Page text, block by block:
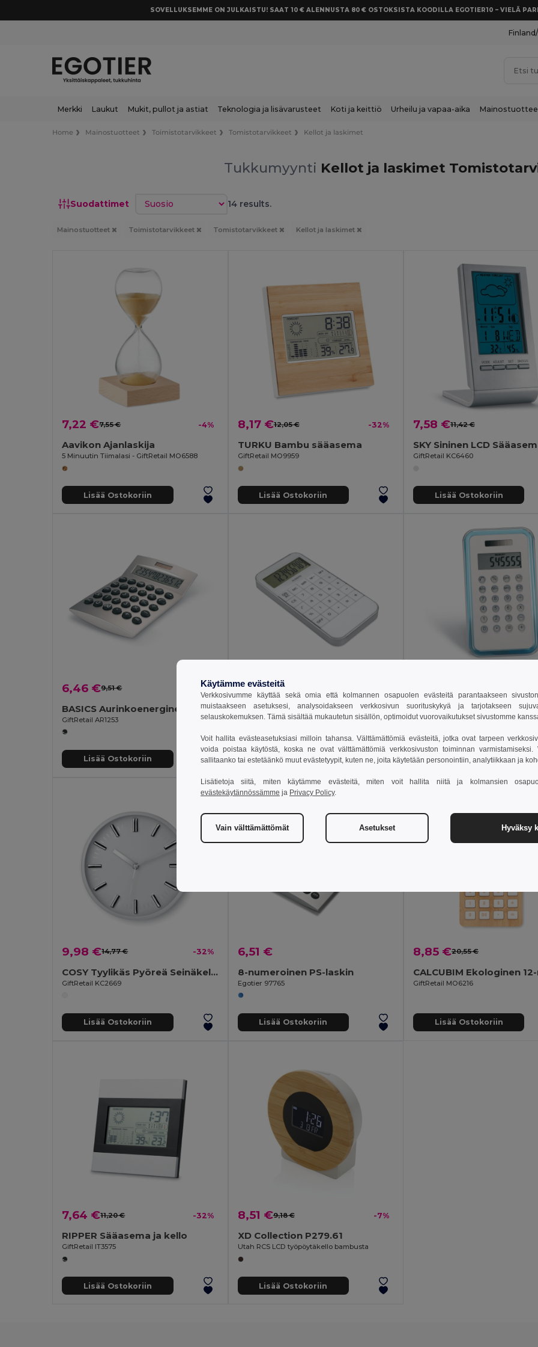
SOVELLUKSEMME ON JULKAISTU! SAAT 10 € ALENNUSTA 80 € OSTOKSISTA KOODILLA EGOTIER10 – VIELÄ
Finland/
Merkki Laukut Mukit, pullot ja astiat Teknologia ja lisävarusteet Koti ja keittiö Urheilu ja vapaa-aika
Home Mainostuotteet Toimistotarvikkeet Tomistotarvikkeet Kellot ja laskimet
Tukkumyynti Kellot ja laskimet
Suodattimet Lajittele 14 results.
Mainostuotteet Toimistotarvikkeet Tomistotarvikkeet Kellot ja laskimet
7,22 €7,55 € -4%
Aavikon Ajanlaskija
5 Minuutin Tiimalasi - GiftRetail MO6588
Lisää Ostokoriin
8,17 €12,05 € -32%
TURKU Bambu sääasema
GiftRetail MO9959
Lisää Ostokoriin
7,58 €11,42 €
GiftRetail KC6460
Lisää Ostokoriin
6,46 €9,51 € -32%
BASICS Aurinkoenerginen 12-numeroinen Laskin
GiftRetail AR1253
Lisää Ostokoriin
6,72 €7,02 €
ZACK Kompakti 10-Numeroinen Näyttölaskin
GiftRetail MO8192
Lisää Ostokoriin
GiftRetail KC2656
Lisää Ostokoriin
9,98 €14,77 € -32%
COSY Tyylikäs Pyöreä Seinäkello Kodin Sisustukseen
GiftRetail KC2669
Lisää Ostokoriin
6,51 €
8-numeroinen PS-laskin
Egotier 97765
Lisää Ostokoriin
8,85 €20,55 €
GiftRetail MO6216
Lisää Ostokoriin
7,64 €11,20 € -32%
RIPPER Sääasema ja kello
GiftRetail IT3575
Lisää Ostokoriin
8,51 €9,18 € -7%
XD Collection P279.61
Utah RCS LCD työpöytäkello bambusta
Lisää Ostokoriin
Käytämme evästeitä
Verkkosivumme käyttää sekä omia että kolmannen osapuolen evästeitä parantaakseen
muistaakseen asetuksesi, analysoidakseen verkkosivun suorituskykyä ja tarjotakseen
selauskokemuksen. Tämä sisältää mukautetun sisällön, optimoidut vuorovaikutukset sivustomme
Voit hallita evästeasetuksiasi milloin tahansa. Välttämättömiä evästeitä, jotka ovat tarpeen
voida poistaa käytöstä, koska ne ovat välttämättömiä verkkosivuston toiminnan varmistamiseksi.
sallitaanko tai estetäänkö muut evästetyypit, kuten ne, joita käytetään personointiin, analytiikkaan ja
Lisätietoja siitä, miten käytämme evästeitä, miten voit hallita niitä ja kolmansien
evästekäytännössämme ja Privacy Policy.
Vain välttämättömät Asetukset Hyväksy